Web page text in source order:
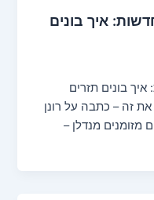
איך בונים
בונים תזרים
זה – כתבה על רונן
מזומנים מנדלן –